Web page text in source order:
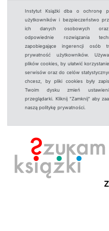
Instytut Książki dba o ochronę
użytkowników i bezpieczeństwo
ich danych osobowych
odpowiednie rozwiązania
zapobiegające ingerencji osób
prywatność użytkowników.
plików cookies, by ułatwić
serwisów oraz do celów
chcesz, by pliki cookies były
Twoim dysku zmień
przeglądarki. Kliknij "Zamknij" aby
naszą politykę prywatności.